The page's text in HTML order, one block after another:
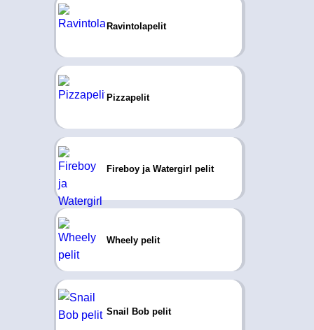
Ravintolapelit
Pizzapelit
Fireboy ja Watergirl pelit
Wheely pelit
Snail Bob pelit